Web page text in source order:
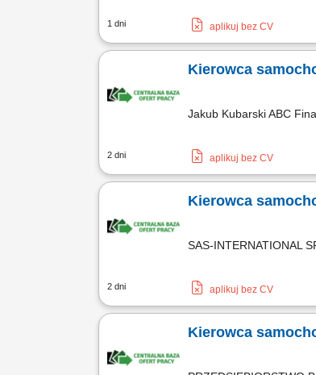
aplikuj bez CV
1 dni
Kierowca
Jakub Kubarski ABC
aplikuj bez CV
2 dni
Kierowca
SAS-INTERNATIONAL
aplikuj bez CV
2 dni
Kierowca